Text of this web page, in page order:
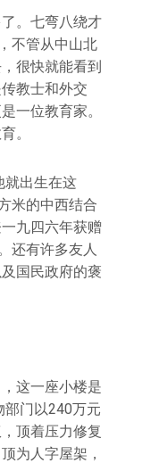
。七弯八绕才
不管从中山北
很快就能看到
教士和外交
一位教育家。
。
就出生在这
米的中西结合
九四六年获赠
还有许多友人
国民政府的褒
这一座小楼是
门以240万元
顶着压力修复
为人字屋架，